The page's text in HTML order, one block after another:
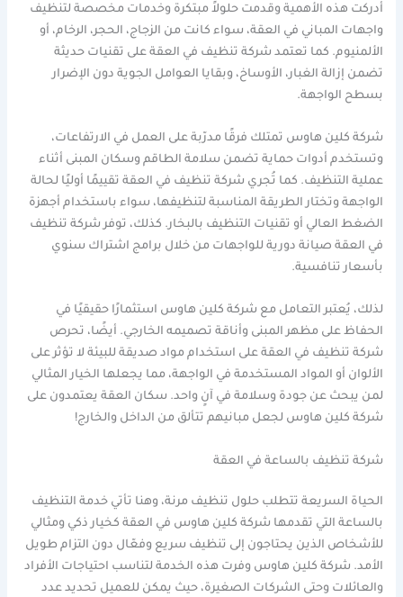
أدركت هذه الأهمية وقدمت حلولاً مبتكرة وخدمات مخصصة لتنظيف
واجهات المباني في العقة، سواء كانت من الزجاج، الحجر، الرخام، أو
الألمنيوم. كما تعتمد شركة تنظيف في العقة على تقنيات حديثة
تضمن إزالة الغبار، الأوساخ، وبقايا العوامل الجوية دون الإضرار
بسطح الواجهة.
شركة كلين هاوس تمتلك فرقًا مدرّبة على العمل في الارتفاعات،
وتستخدم أدوات حماية تضمن سلامة الطاقم وسكان المبنى أثناء
عملية التنظيف. كما تُجري شركة تنظيف في العقة تقييمًا أوليًا لحالة
الواجهة وتختار الطريقة المناسبة لتنظيفها، سواء باستخدام أجهزة
الضغط العالي أو تقنيات التنظيف بالبخار. كذلك، توفر شركة تنظيف
في العقة صيانة دورية للواجهات من خلال برامج اشتراك سنوي
بأسعار تنافسية.
لذلك، يُعتبر التعامل مع شركة كلين هاوس استثمارًا حقيقيًا في
الحفاظ على مظهر المبنى وأناقة تصميمه الخارجي. أيضًا، تحرص
شركة تنظيف في العقة على استخدام مواد صديقة للبيئة لا تؤثر على
الألوان أو المواد المستخدمة في الواجهة، مما يجعلها الخيار المثالي
لمن يبحث عن جودة وسلامة في آنٍ واحد. سكان العقة يعتمدون على
شركة كلين هاوس لجعل مبانيهم تتألق من الداخل والخارج!
شركة تنظيف بالساعة في العقة
الحياة السريعة تتطلب حلول تنظيف مرنة، وهنا تأتي خدمة التنظيف
بالساعة التي تقدمها شركة كلين هاوس في العقة كخيار ذكي ومثالي
للأشخاص الذين يحتاجون إلى تنظيف سريع وفعّال دون التزام طويل
الأمد. شركة كلين هاوس وفرت هذه الخدمة لتناسب احتياجات الأفراد
والعائلات وحتى الشركات الصغيرة، حيث يمكن للعميل تحديد عدد